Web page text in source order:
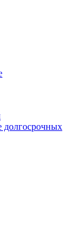
долгосрочных